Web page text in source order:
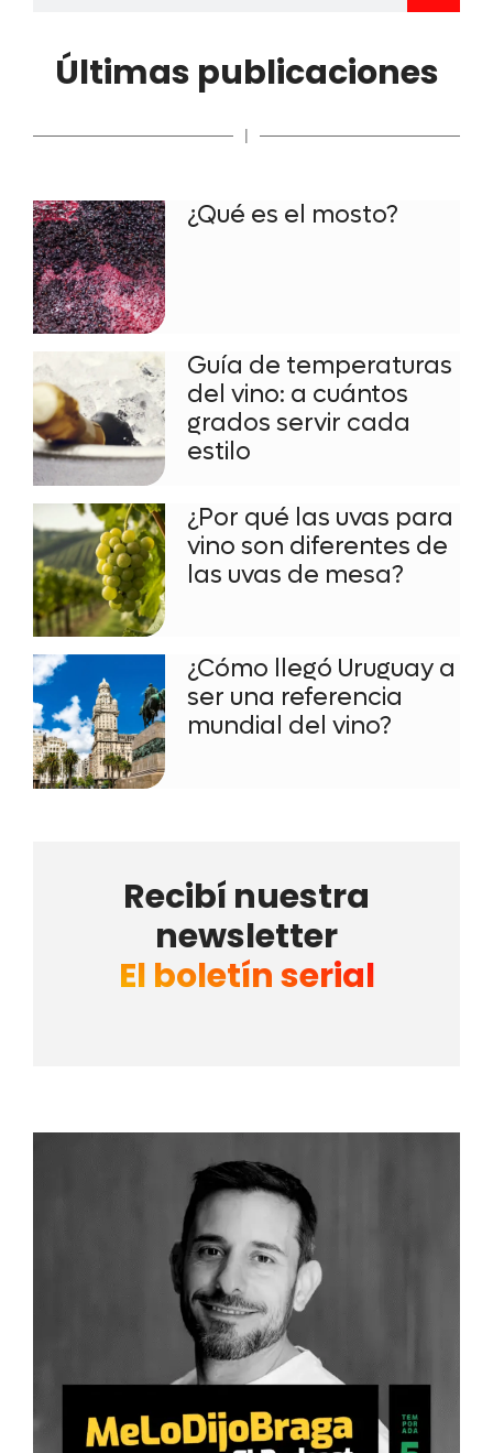
Últimas publicaciones
|
¿Qué es el mosto?
Guía de temperaturas
del vino: a cuántos
grados servir cada
estilo
¿Por qué las uvas para
vino son diferentes de
las uvas de mesa?
¿Cómo llegó Uruguay a
ser una referencia
mundial del vino?
Recibí nuestra
newsletter
El boletín serial